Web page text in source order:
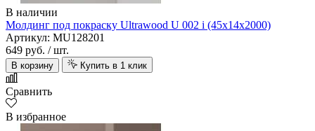
В наличии
Молдинг под покраску Ultrawood U 002 i (45х14х2000)
Артикул: MU128201
649 руб. / шт.
В корзину Купить в 1 клик
Сравнить
В избранное